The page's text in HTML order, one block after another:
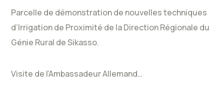
Parcelle de démonstration de nouvelles techniques
d’Irrigation de Proximité de la Direction Régionale du
Génie Rural de Sikasso.
Visite de l’Ambassadeur Allemand…